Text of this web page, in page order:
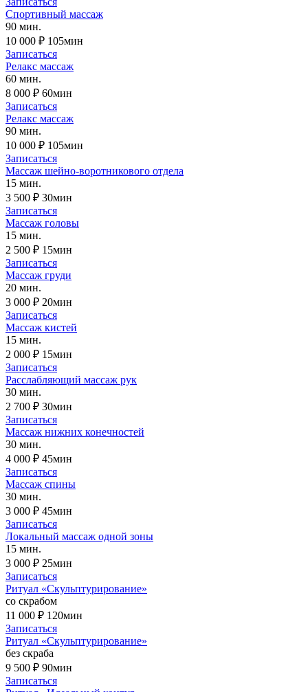
Спортивный массаж
90 мин.
10 000 ₽ 105мин
Записаться
Релакс массаж
60 мин.
8 000 ₽ 60мин
Записаться
Релакс массаж
90 мин.
10 000 ₽ 105мин
Записаться
Массаж шейно-воротникового отдела
15 мин.
3 500 ₽ 30мин
Записаться
Массаж головы
15 мин.
2 500 ₽ 15мин
Записаться
Массаж груди
20 мин.
3 000 ₽ 20мин
Записаться
Массаж кистей
15 мин.
2 000 ₽ 15мин
Записаться
Расслабляющий массаж рук
30 мин.
2 700 ₽ 30мин
Записаться
Массаж нижних конечностей
30 мин.
4 000 ₽ 45мин
Записаться
Массаж спины
30 мин.
3 000 ₽ 45мин
Записаться
Локальный массаж одной зоны
15 мин.
3 000 ₽ 25мин
Записаться
Ритуал «Скульптурирование»
со скрабом
11 000 ₽ 120мин
Записаться
Ритуал «Скульптурирование»
без скраба
9 500 ₽ 90мин
Записаться